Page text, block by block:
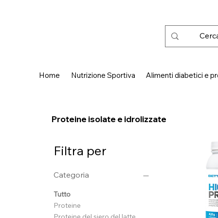
Home Nutrizione Sportiva Alimenti diabetici e
Proteine isolate e idrolizzate
Filtra per
Categoria
Tutto
Proteine